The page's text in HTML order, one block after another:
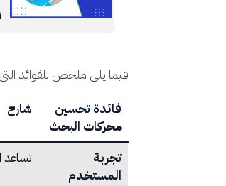
فيما يلي ملخص للفوائد
فائدة تحسين
محركات البحث
شارح
تجربة
المستخدم
تساعد